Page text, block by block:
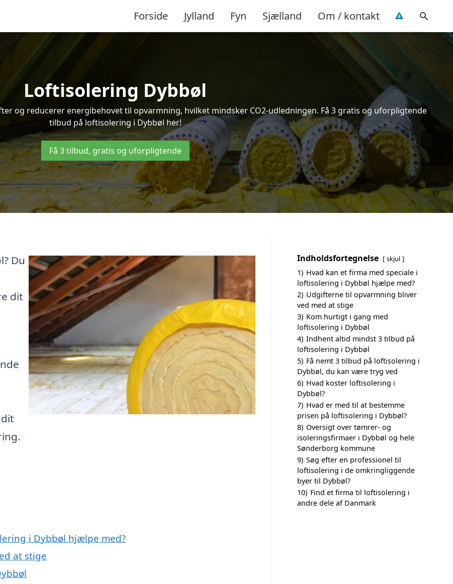
Forside Jylland Fyn Sjælland Om / kontakt
Loftisolering Dybbøl
og reducerer energibehovet til opvarmning, hvilket mindsker CO2-udledningen. Få 3 gratis og uforpligtende
tilbud på loftisolering i Dybbøl her!
Få 3 tilbud, gratis og uforpligtende
Du
dit
i Dybbøl hjælpe med?
at stige
Indholdsfortegnelse skjul
1) Hvad kan et firma med speciale i
loftisolering i Dybbøl hjælpe med?
2) Udgifterne til opvarmning bliver
ved med at stige
3) Kom hurtigt i gang med
loftisolering i Dybbøl
4) Indhent altid mindst 3 tilbud på
loftisolering i Dybbøl
5) Få nemt 3 tilbud på loftisolering i
Dybbøl, du kan være tryg ved
6) Hvad koster loftisolering i
Dybbøl?
7) Hvad er med til at bestemme
prisen på loftisolering i Dybbøl?
8) Oversigt over tømrer- og
isoleringsfirmaer i Dybbøl og hele
Sønderborg kommune
9) Søg efter en professionel til
loftisolering i de omkringliggende
byer til Dybbøl?
10) Find et firma til loftisolering i
andre dele af Danmark